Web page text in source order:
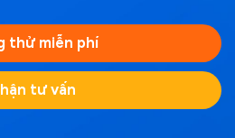
thử miễn phí
tư vấn